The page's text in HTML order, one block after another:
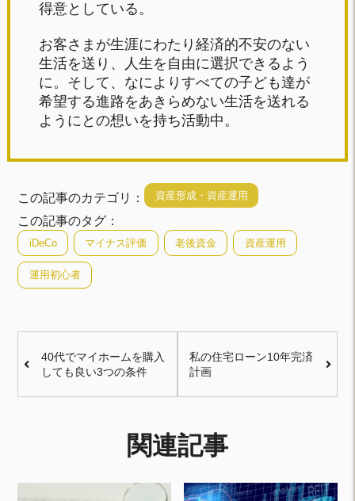
得意としている。
お客さまが生涯にわたり経済的不安のない
生活を送り、人生を自由に選択できるよう
に。そして、なによりすべての子ども達が
希望する進路をあきらめない生活を送れる
ようにとの想いを持ち活動中。
この記事のカテゴリ： 資産形成・資産運用
この記事のタグ：
iDeCo マイナス評価 老後資金 資産運用
運用初心者
40代でマイホームを購入
しても良い3つの条件
私の住宅ローン10年完済
計画
関連記事